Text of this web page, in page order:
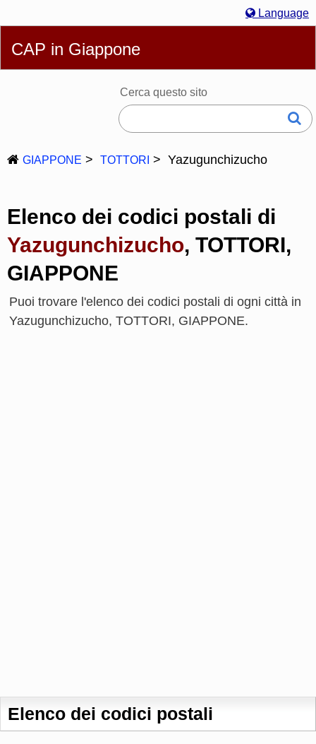
Language
Deutsch
Français Bahasa Melayu
日本語
CAP in Giappone
Cerca questo sito
GIAPPONE TOTTORI Yazugunchizucho
Elenco dei codici postali di
Yazugunchizucho, TOTTORI,
GIAPPONE
Puoi trovare l'elenco dei codici postali di ogni città in
Yazugunchizucho, TOTTORI, GIAPPONE.
Elenco dei codici postali